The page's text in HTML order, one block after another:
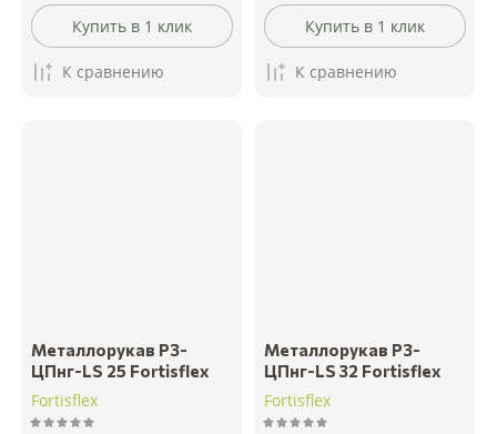
Купить в 1 клик
К сравнению
Купить в 1 клик
К сравнению
Металлорукав РЗ-
ЦПнг-LS 25 Fortisflex
Fortisflex
Металлорукав РЗ-
ЦПнг-LS 32 Fortisflex
Fortisflex